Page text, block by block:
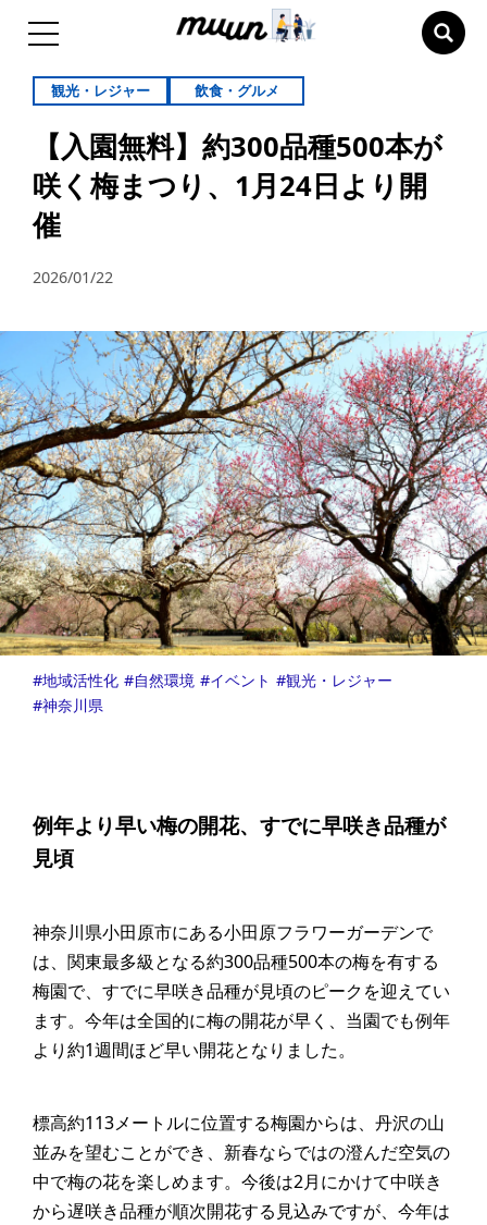
観光・レジャー 飲食・グルメ
【入園無料】約300品種500本が
咲く梅まつり、1月24日より開
催
2026/01/22
地域活性化 自然環境 イベント
観光・レジャー
神奈川県
例年より早い梅の開花、すでに早咲き品種が
見頃
神奈川県小田原市にある小田原フラワーガーデンで
は、関東最多級となる約300品種500本の梅を有する
梅園で、すでに早咲き品種が見頃のピークを迎えてい
ます。今年は全国的に梅の開花が早く、当園でも例年
より約1週間ほど早い開花となりました。
標高約113メートルに位置する梅園からは、丹沢の山
並みを望むことができ、新春ならではの澄んだ空気の
中で梅の花を楽しめます。今後は2月にかけて中咲き
から遅咲き品種が順次開花する見込みですが、今年は